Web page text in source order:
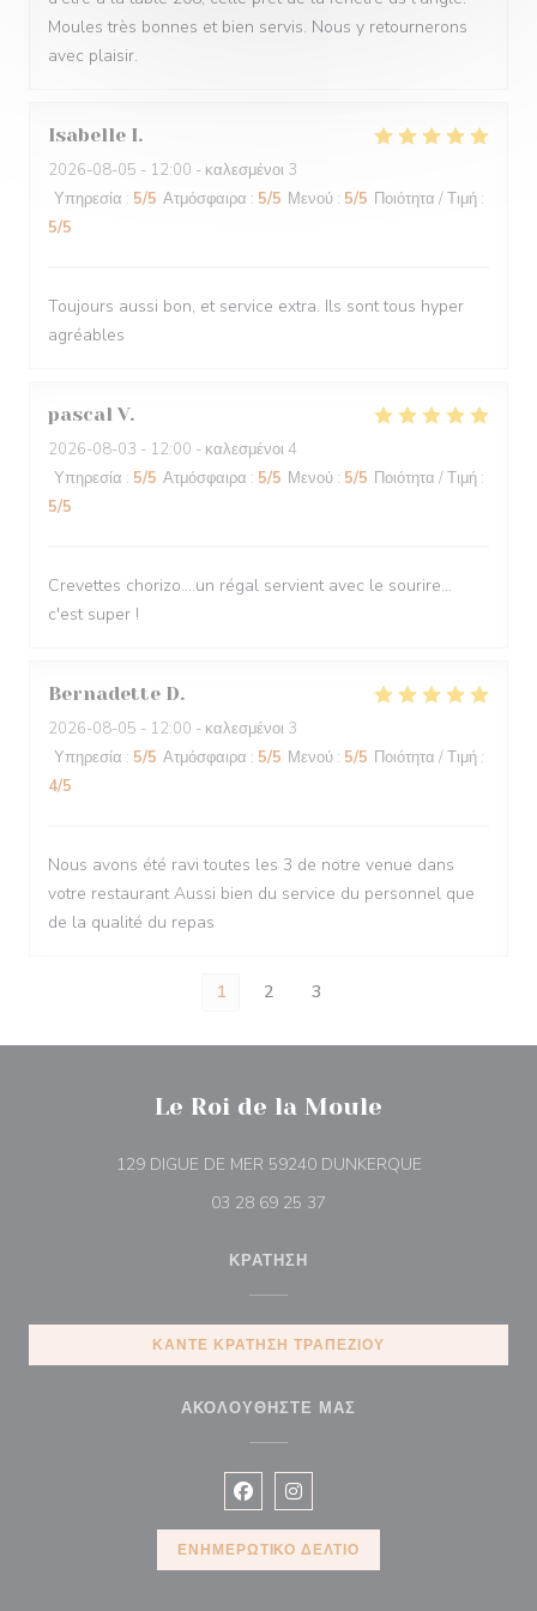
Moules très bonnes et bien servis. Nous y retournerons
avec plaisir.
Isabelle I
2026-08-05 - 12:00 - καλεσμένοι 3
Υπηρεσία : 5/5 Ατμόσφαιρα : 5/5 Μενού : 5/5 Ποιότητα / Τιμή :
5/5
Toujours aussi bon, et service extra. Ils sont tous hyper
agréables
pascal V
2026-08-03 - 12:00 - καλεσμένοι 4
Υπηρεσία : 5/5 Ατμόσφαιρα : 5/5 Μενού : 5/5 Ποιότητα / Τιμή :
5/5
Crevettes chorizo....un régal servient avec le sourire...
c'est super !
Bernadette D
2026-08-05 - 12:00 - καλεσμένοι 3
Υπηρεσία : 5/5 Ατμόσφαιρα : 5/5 Μενού : 5/5 Ποιότητα / Τιμή :
4/5
Nous avons été ravi toutes les 3 de notre venue dans
votre restaurant Aussi bien du service du personnel que
de la qualité du repas
1 2 3
Le Roi de la Moule
129 DIGUE DE MER 59240 DUNKERQUE((ανοίγει σε
03 28 69 25 37
ΚΡΆΤΗΣΗ
ΚΆΝΤΕ ΚΡΆΤΗΣΗ ΤΡΑΠΕΖΙΟΎ
ΑΚΟΛΟΥΘΉΣΤΕ ΜΑΣ
Facebook ((ανοίγει σε νέο
Instagram ((ανοίγει σε νέο
ΕΝΗΜΕΡΩΤΙΚΌ ΔΕΛΤΊΟ